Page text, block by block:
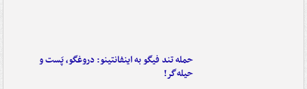
حمله تند فیگو به اینفانتینو: دروغگو، پَست‌ و
حیله‌گر!